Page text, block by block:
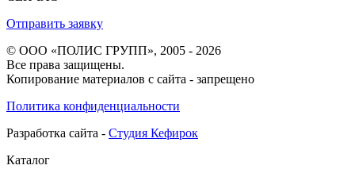
Отправить заявку
© ООО «ПОЛИС ГРУПП», 2005 - 2026
Все права защищены.
Копирование материалов с сайта - запрещено
Политика конфиденциальности
Разработка сайта - Студия Кефирок
Каталог